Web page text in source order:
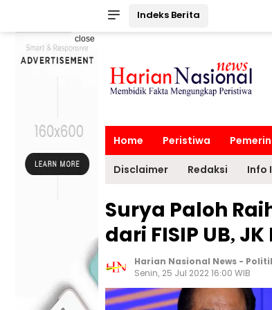
Indeks Berita
close
Home Peristiwa
Disclaimer Redaksi Info
Surya Paloh
dari FISIP UB,
Harian Nasional News -
Senin, 25 Jul 2022 16:00 WIB